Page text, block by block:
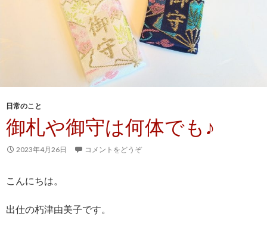
日常のこと
御札や御守は何体でも♪
2023年4月26日 コメントをどうぞ
こんにちは。
出仕の朽津由美子です。